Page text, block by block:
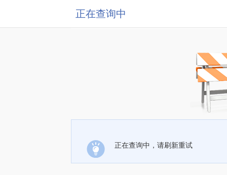
正在查询中
正在查询中，请刷新重试